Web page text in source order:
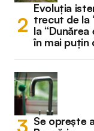
Evoluția
trecut de la
la
în mai puțin
Se oprește